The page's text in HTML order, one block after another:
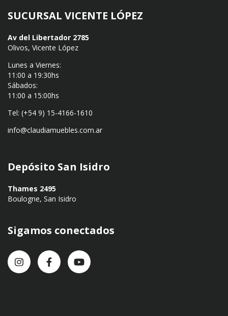
SUCURSAL VICENTE LÓPEZ
Av del Libertador 2785
Olivos, Vicente López
Lunes a Viernes:
11:00 a 19:30hs
Sábados:
11:00 a 15:00hs
Tel: (+54 9) 15-4166-1610
info@claudiamuebles.com.ar
Depósito San Isidro
Thames 2495
Boulogne, San Isidro
Sigamos conectados